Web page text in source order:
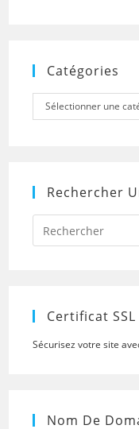
Catégories
Catégories
Sélectionner une
Rechercher
Certificat SSL
Sécurisez votre site
Nom De